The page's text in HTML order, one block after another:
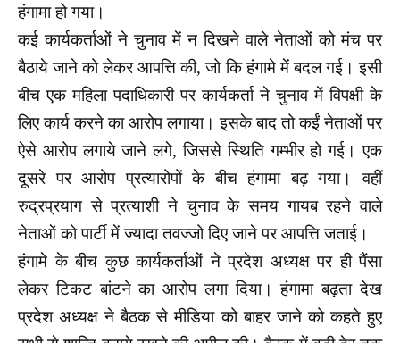
हंगामा हो गया।
कई कार्यकर्ताओं ने चुनाव में न दिखने वाले नेताओं को मंच पर
बैठाये जाने को लेकर आपत्ति की, जो कि हंगामे में बदल गई। इसी
बीच एक महिला पदाधिकारी पर कार्यकर्ता ने चुनाव में विपक्षी के
लिए कार्य करने का आरोप लगाया। इसके बाद तो कईं नेताओं पर
ऐसे आरोप लगाये जाने लगे, जिससे स्थिति गम्भीर हो गई। एक
दूसरे पर आरोप प्रत्यारोपों के बीच हंगामा बढ़ गया। वहीं
रुद्रप्रयाग से प्रत्याशी ने चुनाव के समय गायब रहने वाले
नेताओं को पार्टी में ज्यादा तवज्जो दिए जाने पर आपत्ति जताई।
हंगामे के बीच कुछ कार्यकर्ताओं ने प्रदेश अध्यक्ष पर ही पैंसा
लेकर टिकट बांटने का आरोप लगा दिया। हंगामा बढ़ता देख
प्रदेश अध्यक्ष ने बैठक से मीडिया को बाहर जाने को कहते हुए